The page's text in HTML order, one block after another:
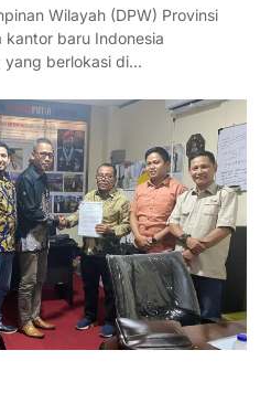
Wilayah (DPW) Provinsi
kantor baru Indonesia
yang berlokasi di…